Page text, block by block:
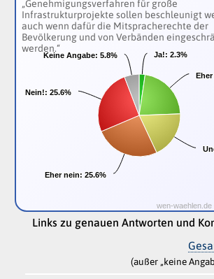
Ja!: 2.3%
Ja!: 2.3%
Eher
Eher
Eher nein: 25.6%
Eher nein: 25.6%
Nein!: 25.6%
Nein!: 25.6%
Keine Angabe: 5.8%
Keine Angabe: 5.8%
wen-waehlen.de
„Genehmigungsverfahren für große
Infrastrukturprojekte sollen beschleunigt
auch wenn dafür die Mitspracherechte der
Bevölkerung und von Verbänden
werden.“
Links zu genauen Antworten und
(außer „keine